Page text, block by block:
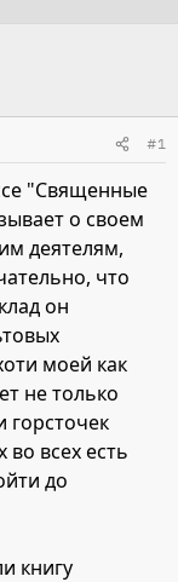
#1
"Священные
о своем
деятелям,
что
он
моей как
не только
горсточек
всех есть
до
книгу